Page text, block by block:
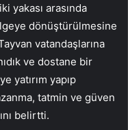
yakası arasında
dönüştürülmesine
vatandaşlarına
ve dostane bir
yatırım yapıp
tatmin ve güven
belirtti.